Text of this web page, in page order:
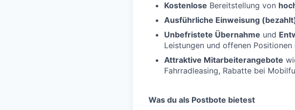
Kostenlose Bereitstellung von
Ausführliche Einweisung
Unbefristete Übernahme und
Leistungen und offenen Positionen
Attraktive Mitarbeiterangebote
Fahrradleasing, Rabatte bei
Was du als Postbote bietest